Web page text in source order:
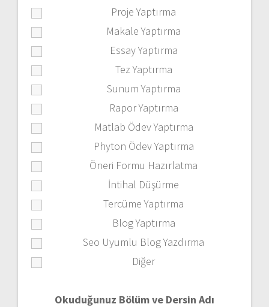
Proje Yaptırma
Makale Yaptırma
Essay Yaptırma
Tez Yaptırma
Sunum Yaptırma
Rapor Yaptırma
Matlab Ödev Yaptırma
Phyton Ödev Yaptırma
Öneri Formu Hazırlatma
İntihal Düşürme
Tercüme Yaptırma
Blog Yaptırma
Seo Uyumlu Blog Yazdırma
Diğer
Okuduğunuz Bölüm ve Dersin Adı